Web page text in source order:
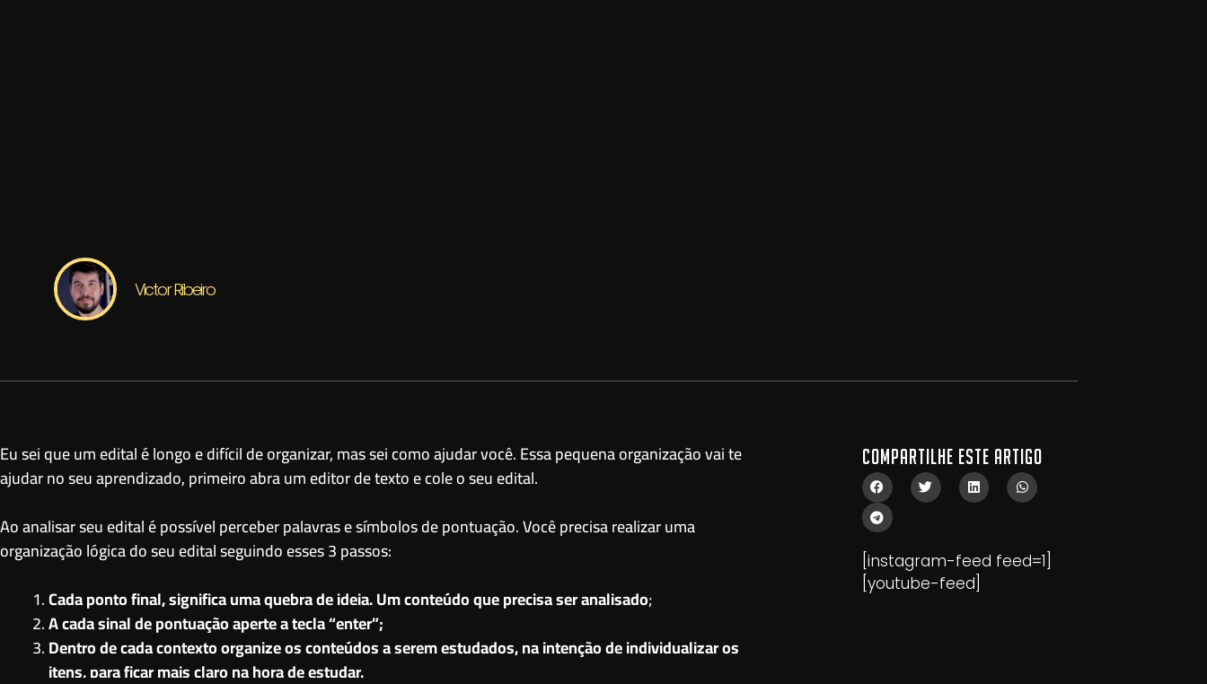
Victor Ribeiro
Eu sei que um edital é longo e difícil de organizar, mas sei como ajudar você. Essa pequena organização vai te
ajudar no seu aprendizado, primeiro abra um editor de texto e cole o seu edital.
Ao analisar seu edital é possível perceber palavras e símbolos de pontuação. Você precisa realizar uma
organização lógica do seu edital seguindo esses 3 passos:
Cada ponto final, significa uma quebra de ideia. Um conteúdo que precisa ser analisado;
A cada sinal de pontuação aperte a tecla “enter”;
Dentro de cada contexto organize os conteúdos a serem estudados, na intenção de individualizar os
itens, para ficar mais claro na hora de estudar.
Compartilhe este artigo
[instagram-feed feed=1]
[youtube-feed]